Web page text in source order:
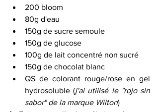
200 bloom
80g d'eau
150g de sucre semoule
150g de glucose
100g de lait concentré non sucré
150g de chocolat blanc
QS de colorant rouge/rose en gel
hydrosoluble (j'ai utilisé le "rojo sin
sabor" de la marque Wilton)